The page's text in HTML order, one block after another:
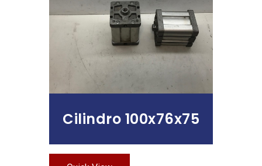
Leer Más
Cilindro 100x76x75